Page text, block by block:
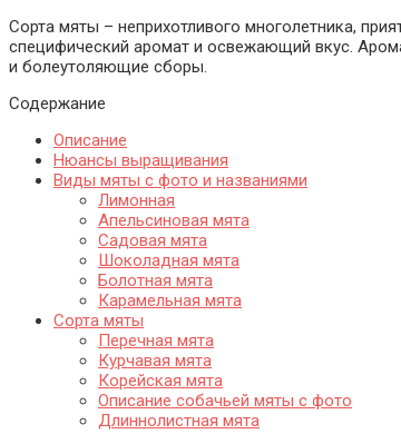
Сорта мяты – неприхотливого многолетника,
специфический аромат и освежающий вкус.
и болеутоляющие сборы.
Содержание
Описание
Нюансы выращивания
Виды мяты с фото и названиями
Лимонная
Апельсиновая мята
Садовая мята
Шоколадная мята
Болотная мята
Карамельная мята
Сорта мяты
Перечная мята
Курчавая мята
Корейская мята
Описание собачьей мяты с фото
Длиннолистная мята